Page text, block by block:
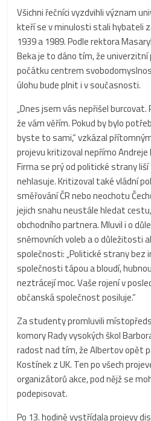
Všichni řečníci vyzdvihli význam
kteří se v minulosti stali hybateli
1939 a 1989. Podle rektora
Beka je to dáno tím, že univerzitní
počátku centrem
úlohu bude plnit i v současnosti.
„Dnes jsem vás nepřišel
že vám věřím. Pokud by bylo
byste to sami,“ vzkázal
projevu kritizoval nepřímo Andreje
Firma se prý od politické strany
nehlasuje. Kritizoval také vládní
směřování ČR nebo neochotu
jejich snahu neustále hledat
obchodního partnera. Mluvil i o
sněmovních voleb a o důležitosti
společnosti: „Politické strany bez
společnosti tápou a bloudí,
neztrácejí moc. Vaše rojení v
občanská společnost posiluje.“
Za studenty promluvili
komory Rady vysokých škol
radost nad tím, že Albertov opět
Kostínek z UK. Ten po všech
organizátorů akce, pod nějž se
podepisovat.
Po 13. hodině vystřídala projevy